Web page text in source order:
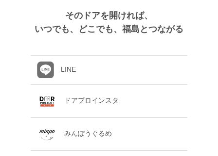
そのドアを開ければ、
いつでも、どこでも、福島とつながる
LINE
ドアプロインスタ
みんぽうぐるめ